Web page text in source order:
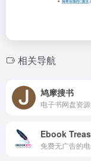
相关导航
鸠摩搜书
电子书网盘资